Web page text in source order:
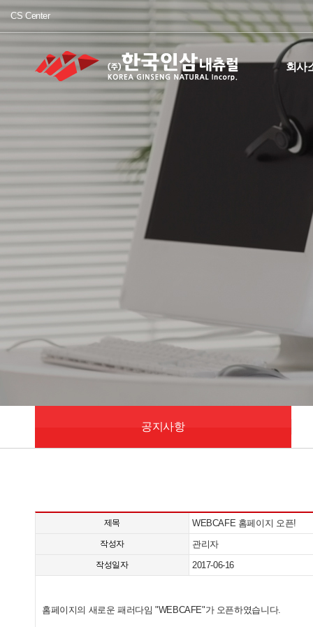
CS Center
회사
공지사항
제목 WEBCAFE 홈페이지 오픈!
작성자 관리자
작성일자 2017-06-16
홈페이지의 새로운 패러다임 "WEBCAFE"가 오픈하였습니다.